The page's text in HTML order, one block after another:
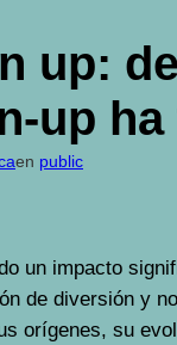
up:
up
en public
un impacto
de diversión y
orígenes, su